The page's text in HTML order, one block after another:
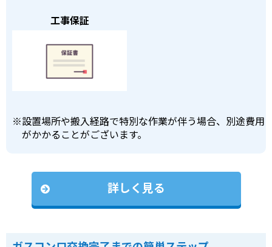
工事保証
※設置場所や搬入経路で特別な作業が伴う場合、別途費用
がかかることがございます。
詳しく見る